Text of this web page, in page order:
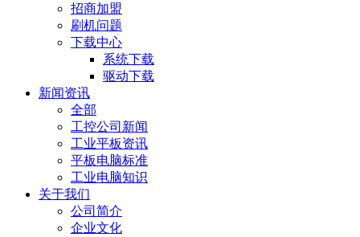
招商加盟
刷机问题
下载中心
系统下载
驱动下载
新闻资讯
全部
工控公司新闻
工业平板资讯
平板电脑标准
工业电脑知识
关于我们
公司简介
企业文化